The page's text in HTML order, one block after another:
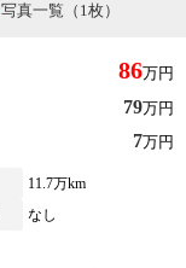
写真一覧（1枚）
86万円
79万円
7万円
11.7万km
なし